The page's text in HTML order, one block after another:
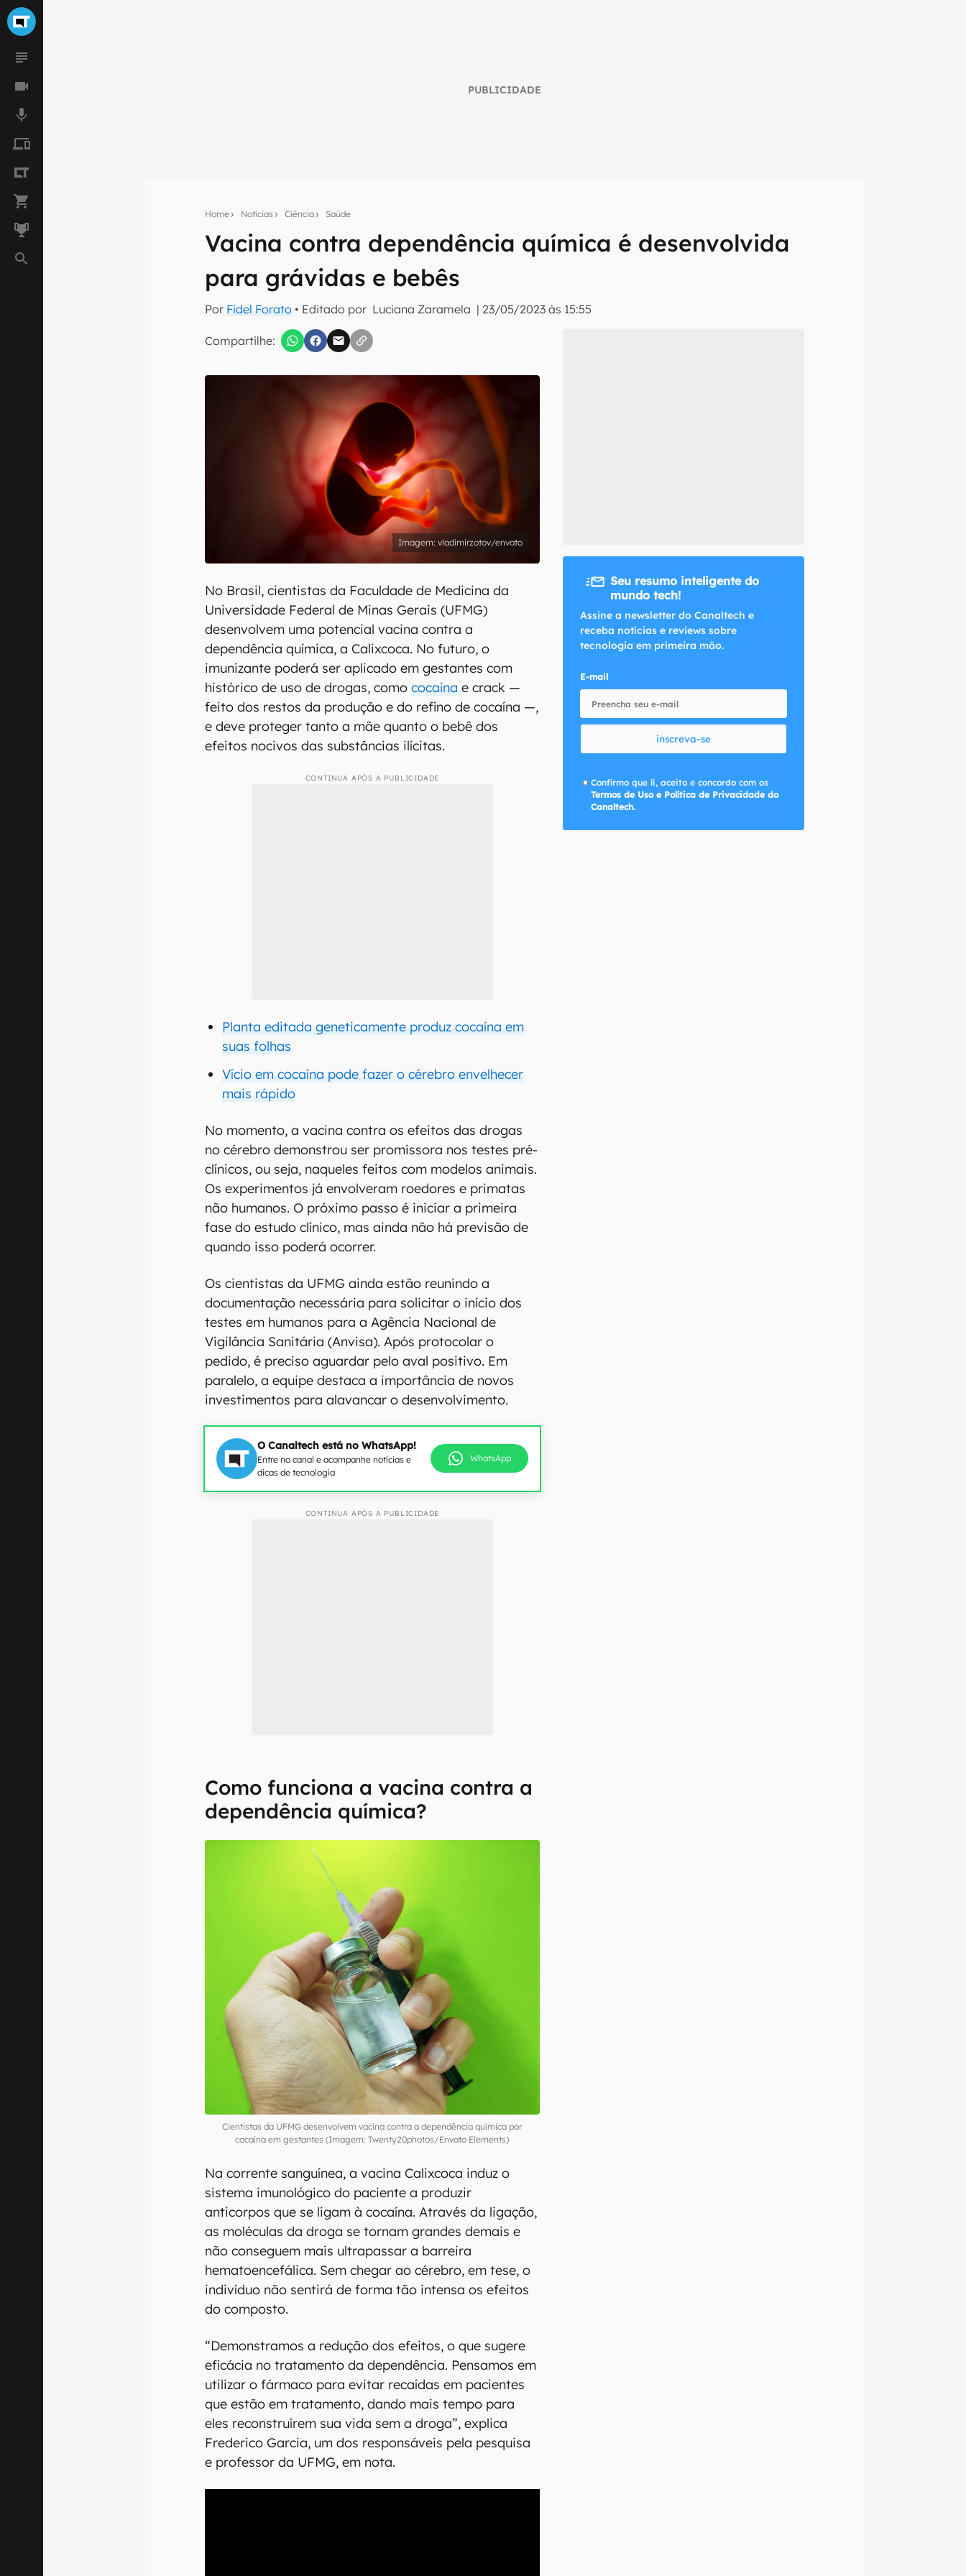
PUBLICIDADE
Home Notícias Ciência Saúde
Vacina contra dependência química é desenvolvida
para grávidas e bebês
Por Fidel Forato • Editado por Luciana Zaramela | 23/05/2023 às 15:55
Compartilhe:
Seu resumo inteligente do mundo tech!
Assine a newsletter do Canaltech e receba notícias e reviews sobre tecnologia em primeira
inscreva-se
Confirmo que li, aceito e concordo com os Termos de Uso e Política de Privacidade do Canaltech.
vladimirzotov/envato
No Brasil, cientistas da Faculdade de Medicina da
Universidade Federal de Minas Gerais (UFMG)
desenvolvem uma potencial vacina contra a
dependência química, a Calixcoca. No futuro, o
imunizante poderá ser aplicado em gestantes com
histórico de uso de drogas, comococaínae crack —
feito dos restos da produção e do refino de cocaína —,
e deve proteger tanto a mãe quanto o bebê dos
efeitos nocivos das substâncias ilícitas.
CONTINUA APÓS A PUBLICIDADE
Planta editada geneticamente produz cocaína em
suas folhas
Vício em cocaína pode fazer o cérebro envelhecer
mais rápido
No momento, a vacina contra os efeitos das drogas
no cérebro demonstrou ser promissora nos testes pré-
clínicos, ou seja, naqueles feitos com modelos animais.
Os experimentos já envolveram roedores e primatas
não humanos. O próximo passo é iniciar a primeira
fase do estudo clínico, mas ainda não há previsão de
quando isso poderá ocorrer.
Os cientistas da UFMG ainda estão reunindo a
documentação necessária para solicitar o início dos
testes em humanos para a Agência Nacional de
Vigilância Sanitária (Anvisa). Após protocolar o
pedido, é preciso aguardar pelo aval positivo. Em
paralelo, a equipe destaca a importância de novos
investimentos para alavancar o desenvolvimento.
O Canaltech está no WhatsApp!
Entre no canal e acompanhe notícias e
dicas de tecnologia
WhatsApp
CONTINUA APÓS A PUBLICIDADE
Como funciona a vacina contra a
dependência química?
Cientistas da UFMG desenvolvem vacina contra a dependência química por
cocaína em gestantes (Imagem: Twenty20photos/Envato Elements)
Na corrente sanguínea, a vacina Calixcoca induz o
sistema imunológico do paciente a produzir
anticorpos que se ligam à cocaína. Através da ligação,
as moléculas da droga se tornam grandes demais e
não conseguem mais ultrapassar a barreira
hematoencefálica. Sem chegar ao cérebro, em tese, o
indivíduo não sentirá de forma tão intensa os efeitos
do composto.
“Demonstramos a redução dos efeitos, o que sugere
eficácia no tratamento da dependência. Pensamos em
utilizar o fármaco para evitar recaídas em pacientes
que estão em tratamento, dando mais tempo para
eles reconstruírem sua vida sem a droga”, explica
Frederico Garcia, um dos responsáveis pela pesquisa
e professor da UFMG, em nota.
Seu resumo inteligente do
mundo tech!
Assine a newsletter do Canaltech e
receba notícias e reviews sobre
tecnologia em primeira mão.
E-mail
inscreva-se
Confirmo que li, aceito e concordo com os
Termos de Uso e Política de Privacidade do
Canaltech.